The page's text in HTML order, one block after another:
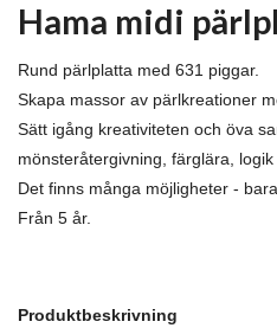
Hama midi
Rund pärlplatta med 631 piggar.
Skapa massor av pärlkreationer
Sätt igång kreativiteten och öva
mönsteråtergivning, färglära,
Det finns många möjligheter -
Från 5 år.
Produktbeskrivning